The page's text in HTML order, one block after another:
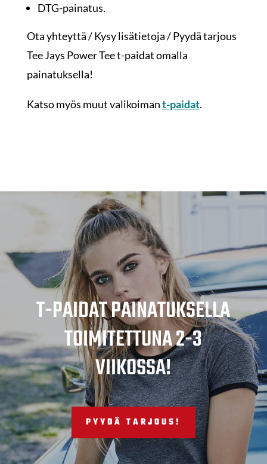
DTG-painatus.
Ota yhteyttä / Kysy lisätietoja / Pyydä tarjous
Tee Jays Power Tee t-paidat omalla
painatuksella!
Katso myös muut valikoimant-paidat.
T-PAIDAT PAINATUKSELLA
TOIMITETTUNA 2-3
VIIKOSSA!
PYYDÄ TARJOUS!